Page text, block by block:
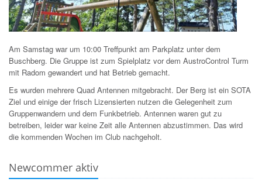
Am Samstag war um 10:00 Treffpunkt am Parkplatz unter dem
Buschberg. Die Gruppe ist zum Spielplatz vor dem AustroControl Turm
mit Radom gewandert und hat Betrieb gemacht.
Es wurden mehrere Quad Antennen mitgebracht. Der Berg ist ein SOTA
Ziel und einige der frisch Lizensierten nutzen die Gelegenheit zum
Gruppenwandern und dem Funkbetrieb. Antennen waren gut zu
betreiben, leider war keine Zeit alle Antennen abzustimmen. Das wird
die kommenden Wochen im Club nachgeholt.
Newcommer aktiv